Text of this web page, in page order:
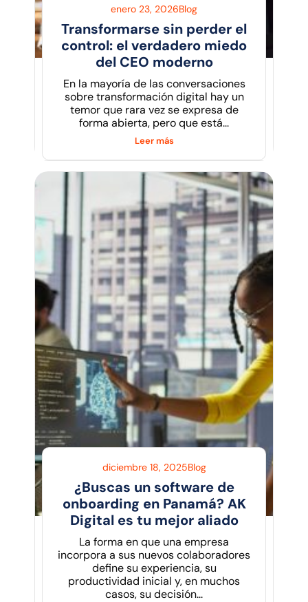
enero 23, 2026Blog
Transformarse sin perder el
control: el verdadero miedo
del CEO moderno
En la mayoría de las conversaciones
sobre transformación digital hay un
temor que rara vez se expresa de
forma abierta, pero que está...
Leer más
diciembre 18, 2025Blog
¿Buscas un software de
onboarding en Panamá? AK
Digital es tu mejor aliado
La forma en que una empresa
incorpora a sus nuevos colaboradores
define su experiencia, su
productividad inicial y, en muchos
casos, su decisión...